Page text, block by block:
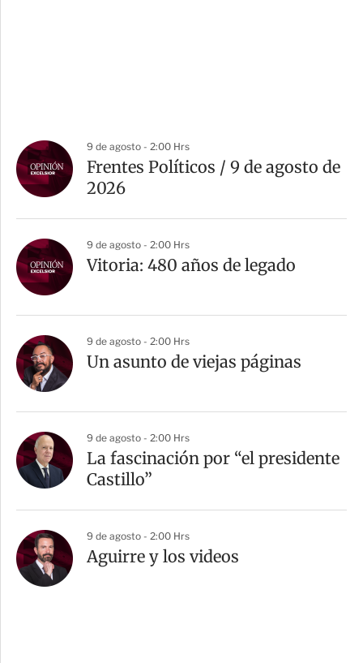
9 de agosto - 2:00 Hrs
Frentes Políticos / 9 de agosto de
2026
9 de agosto - 2:00 Hrs
Vitoria: 480 años de legado
9 de agosto - 2:00 Hrs
Un asunto de viejas páginas
9 de agosto - 2:00 Hrs
La fascinación por “el presidente
Castillo”
9 de agosto - 2:00 Hrs
Aguirre y los videos